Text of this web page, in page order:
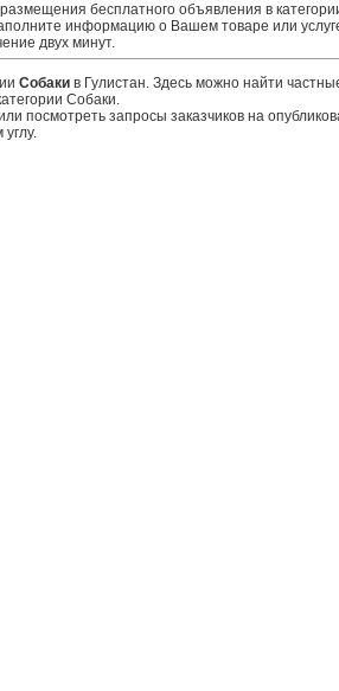
бесплатного объявления в
информацию о Вашем товаре или
двух минут.
Собакив Гулистан. Здесь можно найти
Собаки.
посмотреть запросы заказчиков на